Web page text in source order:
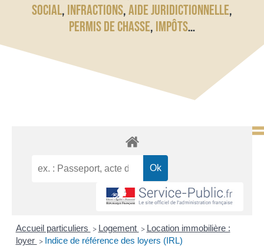
SOCIAL, INFRACTIONS,AIDE JURIDICTIONNELLE,
PERMIS DE CHASSE, IMPÔTS…
Accueil particuliers > Logement > Location immobilière :
loyer > Indice de référence des loyers (IRL)